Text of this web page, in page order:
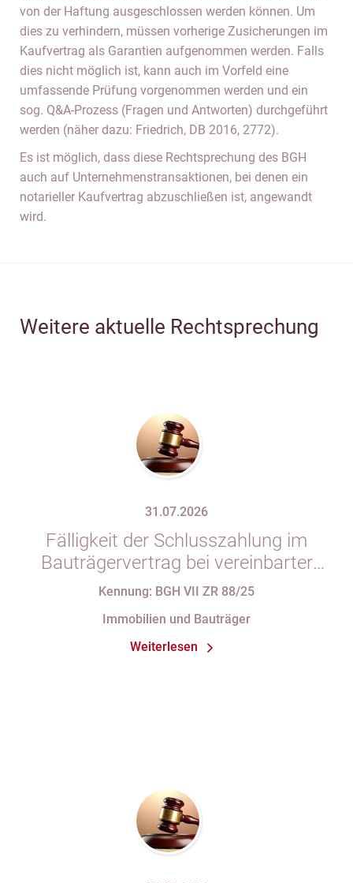
von der Haftung ausgeschlossen werden können. Um
dies zu verhindern, müssen vorherige Zusicherungen im
Kaufvertrag als Garantien aufgenommen werden. Falls
dies nicht möglich ist, kann auch im Vorfeld eine
umfassende Prüfung vorgenommen werden und ein
sog. Q&A-Prozess (Fragen und Antworten) durchgeführt
werden (näher dazu: Friedrich, DB 2016, 2772).
Es ist möglich, dass diese Rechtsprechung des BGH
auch auf Unternehmenstransaktionen, bei denen ein
notarieller Kaufvertrag abzuschließen ist, angewandt
wird.
Weitere aktuelle Rechtsprechung
31.07.2026
Fälligkeit der Schlusszahlung im
Bauträgervertrag bei vereinbarter
Zahlung „nach vollständiger
Abnahmeprotokoll festgehaltener
Mängel am Sondereigentum
Kennung: BGH VII ZR 88/25
Immobilien und Bauträger
Weiterlesen